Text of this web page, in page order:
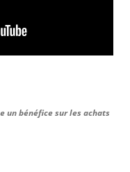
un bénéfice sur les achats